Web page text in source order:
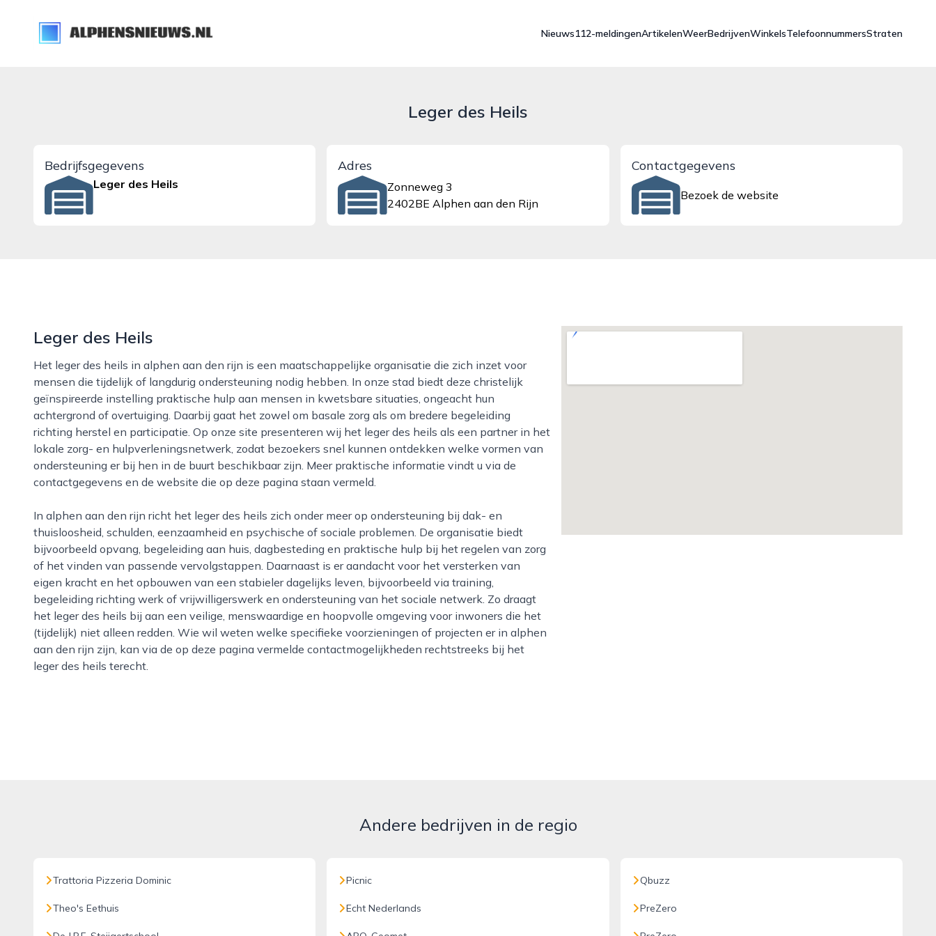
alphensnieuws.nl
Nieuws112-meldingenArtikelenWeerBedrijvenWinkelsTelefoonnummersStraten
Leger des Heils
Bedrijfsgegevens
Leger des Heils
Adres
Zonneweg 3
2402BE Alphen aan den Rijn
Contactgegevens
Bezoek de website
Leger des Heils
Het leger des heils in alphen aan den rijn is een maatschappelijke organisatie die zich inzet voor
mensen die tijdelijk of langdurig ondersteuning nodig hebben. In onze stad biedt deze christelijk
geïnspireerde instelling praktische hulp aan mensen in kwetsbare situaties, ongeacht hun
achtergrond of overtuiging. Daarbij gaat het zowel om basale zorg als om bredere begeleiding
richting herstel en participatie. Op onze site presenteren wij het leger des heils als een partner in het
lokale zorg- en hulpverleningsnetwerk, zodat bezoekers snel kunnen ontdekken welke vormen van
ondersteuning er bij hen in de buurt beschikbaar zijn. Meer praktische informatie vindt u via de
contactgegevens en de website die op deze pagina staan vermeld.
In alphen aan den rijn richt het leger des heils zich onder meer op ondersteuning bij dak- en
thuisloosheid, schulden, eenzaamheid en psychische of sociale problemen. De organisatie biedt
bijvoorbeeld opvang, begeleiding aan huis, dagbesteding en praktische hulp bij het regelen van zorg
of het vinden van passende vervolgstappen. Daarnaast is er aandacht voor het versterken van
eigen kracht en het opbouwen van een stabieler dagelijks leven, bijvoorbeeld via training,
begeleiding richting werk of vrijwilligerswerk en ondersteuning van het sociale netwerk. Zo draagt
het leger des heils bij aan een veilige, menswaardige en hoopvolle omgeving voor inwoners die het
(tijdelijk) niet alleen redden. Wie wil weten welke specifieke voorzieningen of projecten er in alphen
aan den rijn zijn, kan via de op deze pagina vermelde contactmogelijkheden rechtstreeks bij het
leger des heils terecht.
Andere bedrijven in de regio
Trattoria Pizzeria Dominic
Theo's Eethuis
Picnic
Echt Nederlands
Qbuzz
PreZero